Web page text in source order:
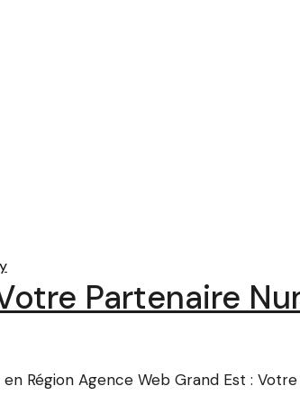
Partenaire
Région Agence Web Grand Est :